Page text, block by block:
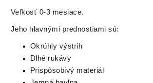
Veľkosť 0-3 mesiace.
Jeho hlavnými prednostiami sú:
Okrúhly výstrih
Dlhé rukávy
Prispôsobivý materiál